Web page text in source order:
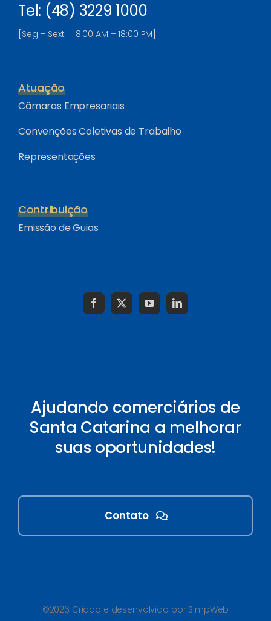
Tel: (48) 3229 1000
[Seg – Sext | 8:00 AM – 18:00 PM]
Atuação
Câmaras Empresariais
Convenções Coletivas de Trabalho
Representações
Contribuição
Emissão de Guias
Ajudando comerciários de
Santa Catarina a melhorar
suas oportunidades!
Contato
©2026 Criado e desenvolvido por SimpWeb